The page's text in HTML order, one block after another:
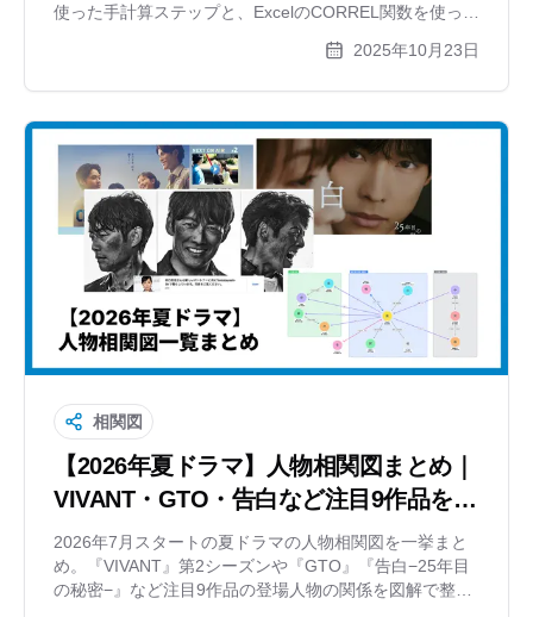
使った手計算ステップと、ExcelのCORREL関数を使った
2025年10月23日
相関図
【2026年夏ドラマ】人物相関図まとめ｜
VIVANT・GTO・告白など注目9作品を徹
底解説
2026年7月スタートの夏ドラマの人物相関図を一挙まと
め。『VIVANT』第2シーズンや『GTO』『告白−25年目
の秘密−』など注目9作品の登場人物の関係を図解で整